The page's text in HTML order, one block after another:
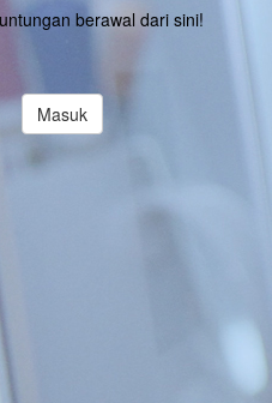
berawal dari sini!
Masuk